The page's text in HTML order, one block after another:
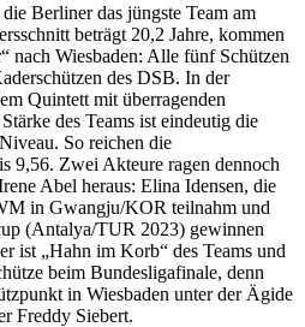
Berliner das jüngste Team am
beträgt 20,2 Jahre, kommen
nach Wiesbaden: Alle fünf Schützen
des DSB. In der
Quintett mit überragenden
des Teams ist eindeutig die
So reichen die
9,56. Zwei Akteure ragen dennoch
Abel heraus: Elina Idensen, die
in Gwangju/KOR teilnahm und
(Antalya/TUR 2023) gewinnen
ist „Hahn im Korb“ des Teams und
beim Bundesligafinale, denn
in Wiesbaden unter der Ägide
Freddy Siebert.